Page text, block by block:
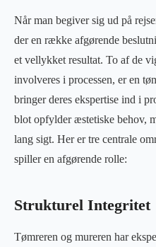
Når man begiver sig ud på
der en række afgørende
et vellykket resultat. To af de
involveres i processen, er en
bringer deres ekspertise ind i
blot opfylder æstetiske behov,
lang sigt. Her er tre centrale
spiller en afgørende rolle:
Strukturel Integritet
Tømreren og mureren har